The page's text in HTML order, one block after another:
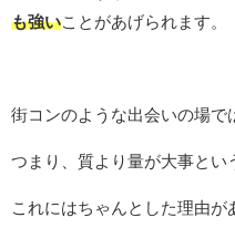
も強いことがあげられます。
街コンのような出会いの場で
つまり、質より量が大事とい
これにはちゃんとした理由が